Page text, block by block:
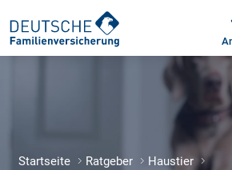
Mo - Fr 09:00 - 18:30
Startseite Ratgeber Haustier